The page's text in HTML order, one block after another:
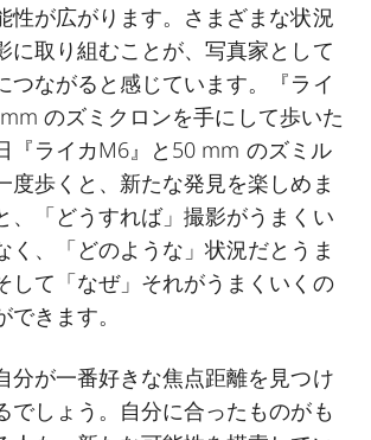
性が広がります。さまざまな状況
に取り組むことが、写真家として
つながると感じています。『ライ
のズミクロンを手にして歩いた
『ライカM6』と50 mm のズミル
度歩くと、新たな発見を楽しめま
、「どうすれば」撮影がうまくい
く、「どのような」状況だとうま
して「なぜ」それがうまくいくの
きます。
分が一番好きな焦点距離を見つけ
でしょう。自分に合ったものがも